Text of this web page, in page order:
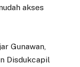
akses
Gunawan,
Disdukcapil